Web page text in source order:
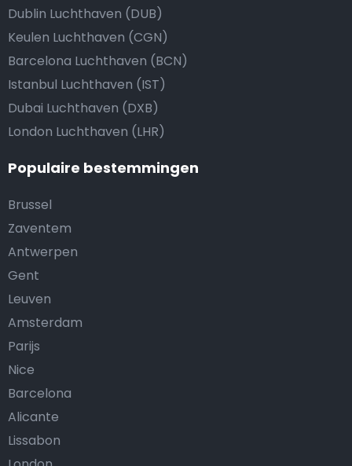
Dublin Luchthaven (DUB)
Keulen Luchthaven (CGN)
Barcelona Luchthaven (BCN)
Istanbul Luchthaven (IST)
Dubai Luchthaven (DXB)
London Luchthaven (LHR)
Populaire bestemmingen
Brussel
Zaventem
Antwerpen
Gent
Leuven
Amsterdam
Parijs
Nice
Barcelona
Alicante
Lissabon